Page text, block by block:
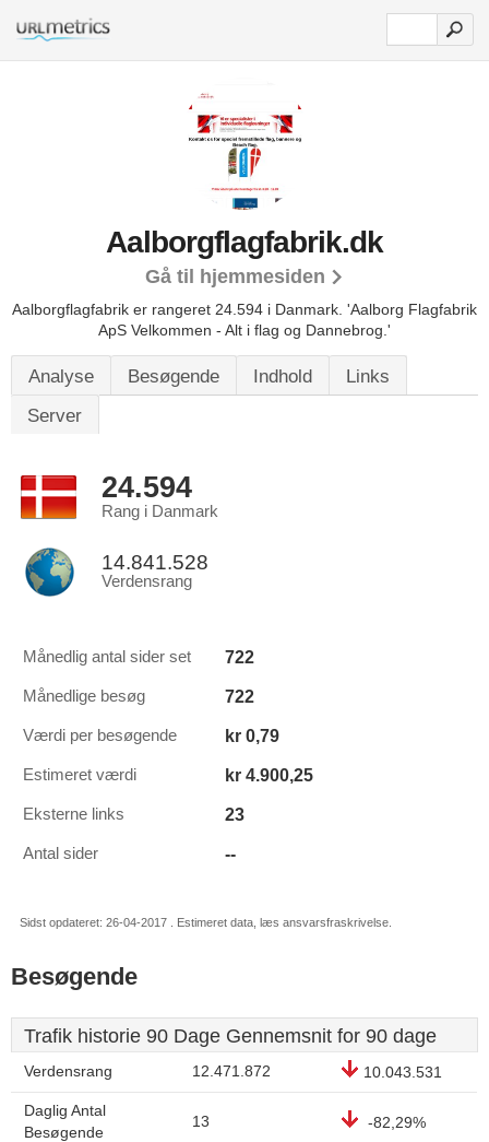
Aalborgflagfabrik.dk
Gå til hjemmesiden
Aalborgflagfabrik er rangeret 24.594 i Danmark. 'Aalborg Flagfabrik
ApS Velkommen - Alt i flag og Dannebrog.'
Analyse Besøgende Indhold
Links
Server
24.594
Rang i Danmark
14.841.528
Verdensrang
Månedlig antal sider set 722
Månedlige besøg 722
Værdi per besøgende kr 0,79
Estimeret værdi kr 4.900,25
Eksterne links 23
Antal sider --
Sidst opdateret: 26-04-2017 . Estimeret data, læs ansvarsfraskrivelse.
Besøgende
Trafik historie 90 Dage Gennemsnit for 90 dage
Verdensrang 12.471.872 10.043.531
Daglig Antal
Besøgende
13 -82,29%